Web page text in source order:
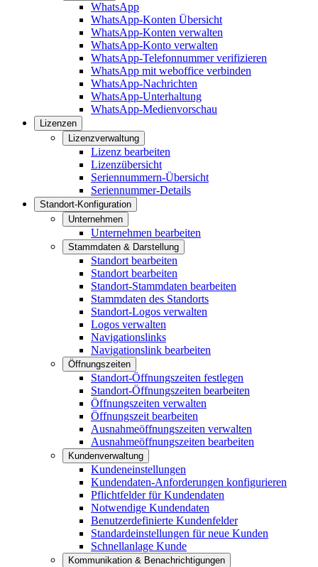
WhatsApp
WhatsApp-Konten Übersicht
WhatsApp-Konten verwalten
WhatsApp-Konto verwalten
WhatsApp-Telefonnummer verifizieren
WhatsApp mit weboffice verbinden
WhatsApp-Nachrichten
WhatsApp-Unterhaltung
WhatsApp-Medienvorschau
Lizenzen
Lizenzverwaltung
Lizenz bearbeiten
Lizenzübersicht
Seriennummern-Übersicht
Seriennummer-Details
Standort-Konfiguration
Unternehmen
Unternehmen bearbeiten
Stammdaten & Darstellung
Standort bearbeiten
Standort bearbeiten
Standort-Stammdaten bearbeiten
Stammdaten des Standorts
Standort-Logos verwalten
Logos verwalten
Navigationslinks
Navigationslink bearbeiten
Öffnungszeiten
Standort-Öffnungszeiten festlegen
Standort-Öffnungszeiten bearbeiten
Öffnungszeiten verwalten
Öffnungszeit bearbeiten
Ausnahmeöffnungszeiten verwalten
Ausnahmeöffnungszeiten bearbeiten
Kundenverwaltung
Kundeneinstellungen
Kundendaten-Anforderungen konfigurieren
Pflichtfelder für Kundendaten
Notwendige Kundendaten
Benutzerdefinierte Kundenfelder
Standardeinstellungen für neue Kunden
Schnellanlage Kunde
Kommunikation & Benachrichtigungen